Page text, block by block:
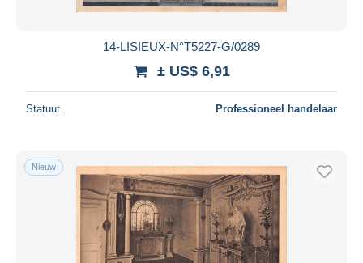
14-LISIEUX-N°T5227-G/0289
± US$ 6,91
Statuut Professioneel handelaar
Nieuw